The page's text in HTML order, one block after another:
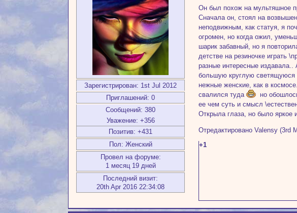
Зарегистрирован: 1st Jul 2012
Приглашений: 0
Сообщений: 380
Уважение: +356
Позитив: +431
Пол: Женский
Провел на форуме:
1 месяц 19 дней
Последний визит:
20th Apr 2016 22:34:08
Он был похож на мультяшное
Сначала он, стоял на
неподвижным, как статуя, я
огромен, но когда ожил,
шарик забавный, но я
детстве на резиночке играть
разные интересные
большую круглую светящуюся
нежные женские, как в
свалился туда
но
ее чем суть и смысл
Открыла глаза, но было
Отредактировано Valensy (3rd
+1